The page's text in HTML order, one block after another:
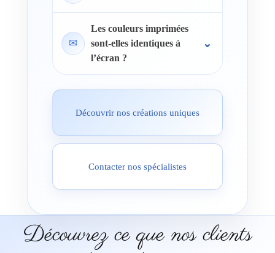
✉
Les couleurs imprimées
sont-elles identiques à
l’écran ?
Découvrir nos créations uniques
Contacter nos spécialistes
Découvrez ce que nos clients